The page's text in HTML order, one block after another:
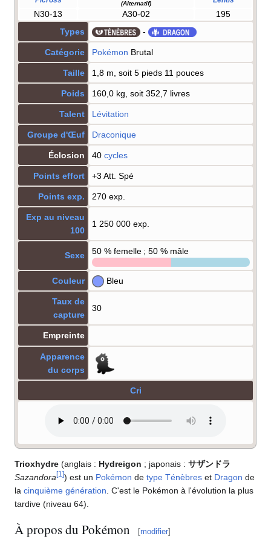
(Alternatif)
N30-13 A30-02
195
Types
-
Catégorie Pokémon Brutal
Taille 1,8 m, soit 5 pieds 11 pouces
Poids 160,0 kg, soit 352,7 livres
Talent Lévitation
Groupe d'Œuf Draconique
Éclosion 40 cycles
Points effort +3 Att. Spé
Points exp. 270 exp.
Exp au niveau
100
1 250 000 exp.
Sexe 50 % femelle ; 50 % mâle
Couleur Bleu
Taux de
capture
30
Empreinte
Apparence
du corps
Cri
Trioxhydre (anglais : Hydreigon ; japonais : サザンドラ
Sazandora [1 ]) est un Pokémon de type Ténèbres et Dragon de
la cinquième génération . C'est le Pokémon à l'évolution la plus
tardive (niveau 64).
À propos du Pokémon [modifier]